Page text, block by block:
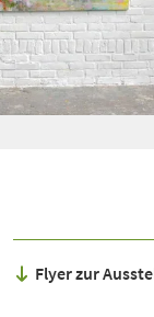
Flyer zur